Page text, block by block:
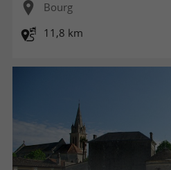
Bourg
11,8 km